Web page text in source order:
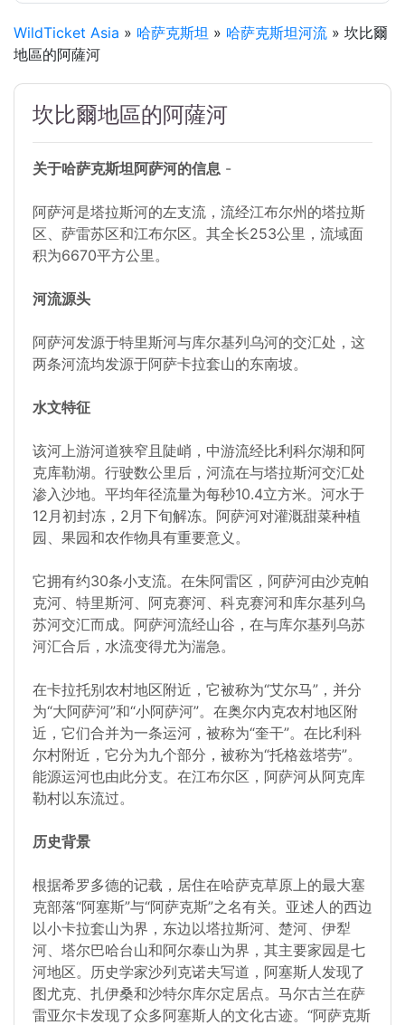
WildTicket Asia » 哈萨克斯坦 » 哈萨克斯坦河流 » 坎比爾
地區的阿薩河
坎比爾地區的阿薩河
关于哈萨克斯坦阿萨河的信息 -
阿萨河是塔拉斯河的左支流，流经江布尔州的塔拉斯
区、萨雷苏区和江布尔区。其全长253公里，流域面
积为6670平方公里。
河流源头
阿萨河发源于特里斯河与库尔基列乌河的交汇处，这
两条河流均发源于阿萨卡拉套山的东南坡。
水文特征
该河上游河道狭窄且陡峭，中游流经比利科尔湖和阿
克库勒湖。行驶数公里后，河流在与塔拉斯河交汇处
渗入沙地。平均年径流量为每秒10.4立方米。河水于
12月初封冻，2月下旬解冻。阿萨河对灌溉甜菜种植
园、果园和农作物具有重要意义。
它拥有约30条小支流。在朱阿雷区，阿萨河由沙克帕
克河、特里斯河、阿克赛河、科克赛河和库尔基列乌
苏河交汇而成。阿萨河流经山谷，在与库尔基列乌苏
河汇合后，水流变得尤为湍急。
在卡拉托别农村地区附近，它被称为“艾尔马”，并分
为“大阿萨河”和“小阿萨河”。在奥尔内克农村地区附
近，它们合并为一条运河，被称为“奎干”。在比利科
尔村附近，它分为九个部分，被称为“托格兹塔劳”。
能源运河也由此分支。在江布尔区，阿萨河从阿克库
勒村以东流过。
历史背景
根据希罗多德的记载，居住在哈萨克草原上的最大塞
克部落“阿塞斯”与“阿萨克斯”之名有关。亚述人的西边
以小卡拉套山为界，东边以塔拉斯河、楚河、伊犁
河、塔尔巴哈台山和阿尔泰山为界，其主要家园是七
河地区。历史学家沙列克诺夫写道，阿塞斯人发现了
图尤克、扎伊桑和沙特尔库尔定居点。马尔古兰在萨
雷亚尔卡发现了众多阿塞斯人的文化古迹。“阿萨克斯